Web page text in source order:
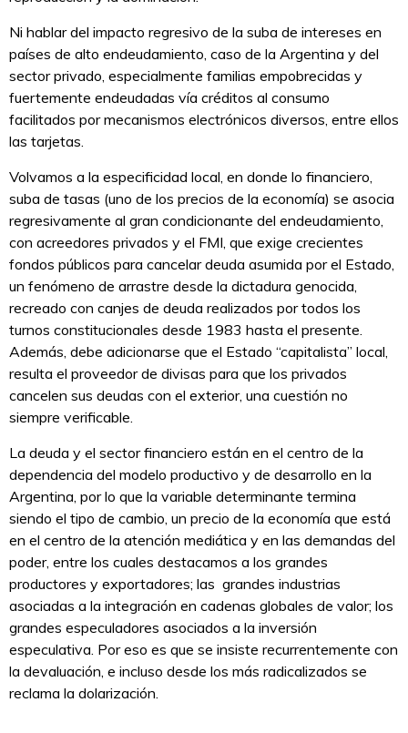
Ni hablar del impacto regresivo de la suba de intereses en
países de alto endeudamiento, caso de la Argentina y del
sector privado, especialmente familias empobrecidas y
fuertemente endeudadas vía créditos al consumo
facilitados por mecanismos electrónicos diversos, entre ellos
las tarjetas.
Volvamos a la especificidad local, en donde lo financiero,
suba de tasas (uno de los precios de la economía) se asocia
regresivamente al gran condicionante del endeudamiento,
con acreedores privados y el FMI, que exige crecientes
fondos públicos para cancelar deuda asumida por el Estado,
un fenómeno de arrastre desde la dictadura genocida,
recreado con canjes de deuda realizados por todos los
turnos constitucionales desde 1983 hasta el presente.
Además, debe adicionarse que el Estado “capitalista” local,
resulta el proveedor de divisas para que los privados
cancelen sus deudas con el exterior, una cuestión no
siempre verificable.
La deuda y el sector financiero están en el centro de la
dependencia del modelo productivo y de desarrollo en la
Argentina, por lo que la variable determinante termina
siendo el tipo de cambio, un precio de la economía que está
en el centro de la atención mediática y en las demandas del
poder, entre los cuales destacamos a los grandes
productores y exportadores; las grandes industrias
asociadas a la integración en cadenas globales de valor; los
grandes especuladores asociados a la inversión
especulativa. Por eso es que se insiste recurrentemente con
la devaluación, e incluso desde los más radicalizados se
reclama la dolarización.